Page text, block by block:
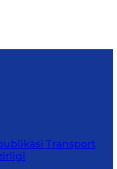
Transport